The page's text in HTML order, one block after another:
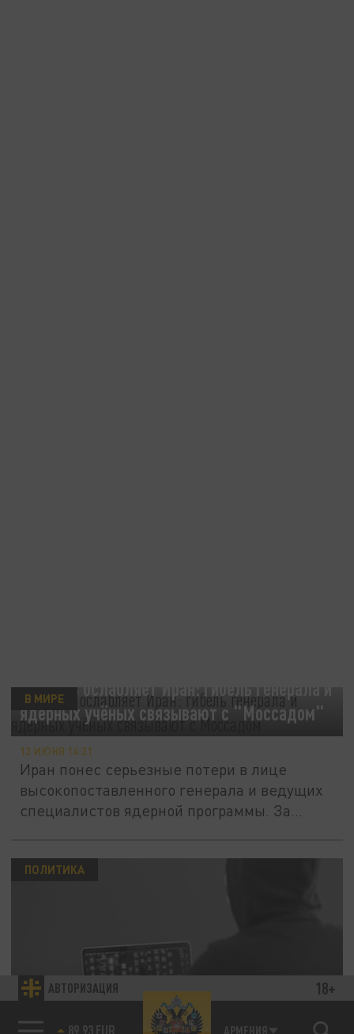
АВТОРИЗАЦИЯ 18+
АРМЕНИЯ
Израиль ослабляет Иран: гибель генерала и
ядерных учёных связывают с "Моссадом"
В МИРЕ
13 ИЮНЯ 14:31
Иран понес серьезные потери в лице
высокопоставленного генерала и ведущих
специалистов ядерной программы. За...
Sabah: спецслужбы Турции спасли хакера,
взломавшего “Железный купол”
ПОЛИТИКА